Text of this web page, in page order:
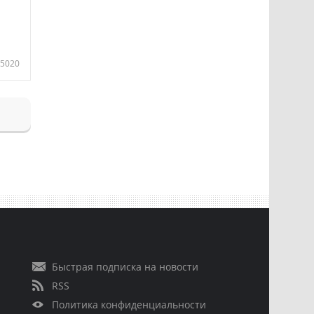
5020
Быстрая подписка на новости
RSS
Политика конфиденциальности